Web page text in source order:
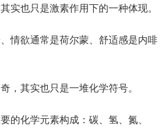
实也只是激素作用下的一种体现。
情欲通常是荷尔蒙、舒适感是内啡
，其实也只是一堆化学符号。
的化学元素构成：碳、氢、氮、